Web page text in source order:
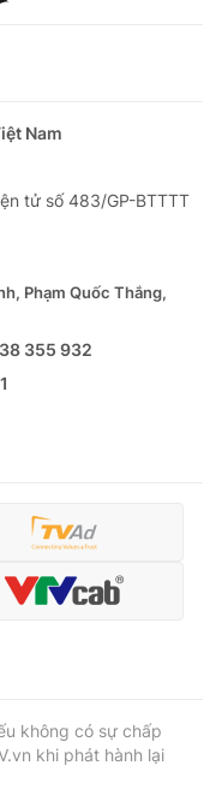
Nam
tử số 483/GP-BTTTT
Phạm Quốc Thắng,
355 932
không có sự chấp
khi phát hành lại